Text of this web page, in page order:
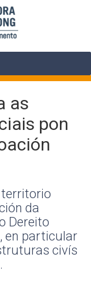
as
pon
territorio
da
Dereito
en particular
civís